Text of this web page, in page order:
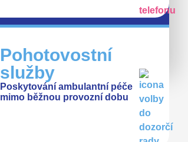
Pohotovostní
služby
Poskytování ambulantní péče
mimo běžnou provozní dobu